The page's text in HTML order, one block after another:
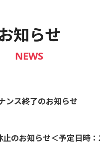
知らせ
NEWS
ンス終了のお知らせ
のお知らせ＜予定日時